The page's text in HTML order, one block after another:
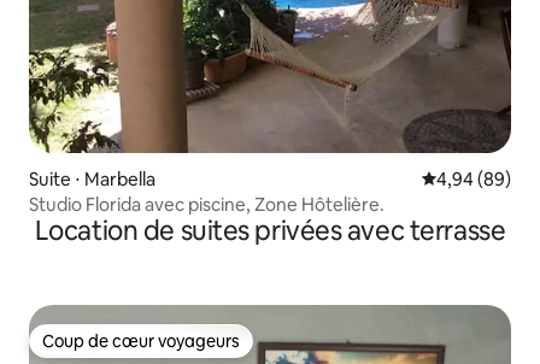
Suite ⋅ Marbella Évaluation
4,94 (89)
Studio Florida avec piscine, Zone Hôtelière.
Location de suites privées avec terrasse
Coup de cœur voyageurs
Coup de cœur voyageurs